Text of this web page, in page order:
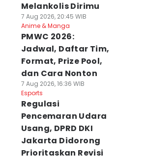
Melankolis Dirimu
7 Aug 2026, 20:45 WIB
Anime & Manga
PMWC 2026:
Jadwal, Daftar Tim,
Format, Prize Pool,
dan Cara Nonton
7 Aug 2026, 16:36 WIB
Esports
Regulasi
Pencemaran Udara
Usang, DPRD DKI
Jakarta Didorong
Prioritaskan Revisi